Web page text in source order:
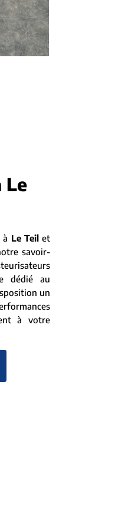
Le
à Le Teilet
savoir-
dédié au
un
à votre